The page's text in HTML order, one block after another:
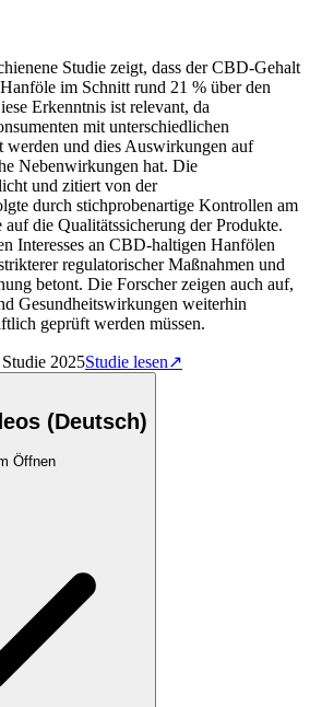
Studie zeigt, dass der CBD-Gehalt
im Schnitt rund 21 % über den
Erkenntnis ist relevant, da
mit unterschiedlichen
werden und dies Auswirkungen auf
Nebenwirkungen hat. Die
und zitiert von der
durch stichprobenartige Kontrollen am
die Qualitätssicherung der Produkte.
Interesses an CBD-haltigen Hanfölen
regulatorischer Maßnahmen und
betont. Die Forscher zeigen auch auf,
Gesundheitswirkungen weiterhin
geprüft werden müssen.
2025Studie lesen↗
(Deutsch)
Öffnen